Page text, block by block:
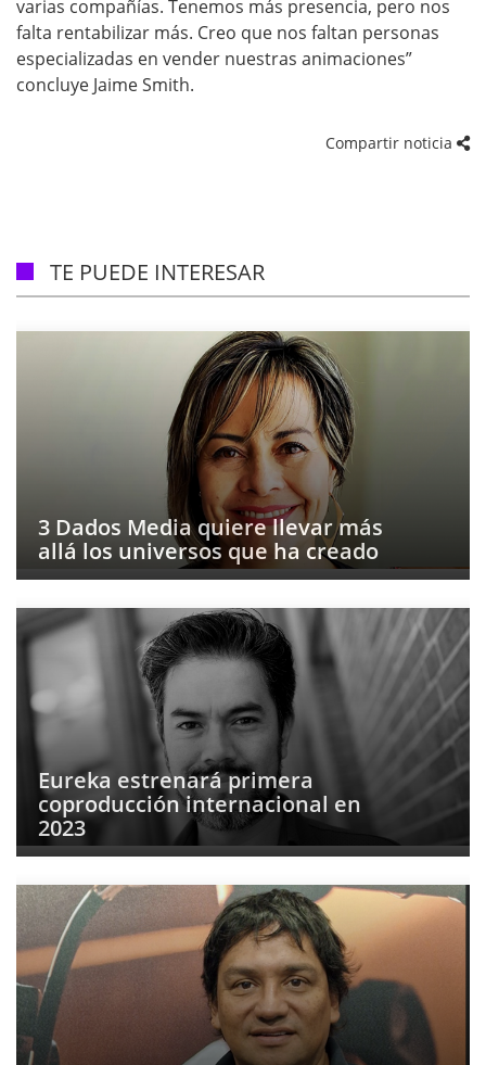
varias compañías. Tenemos más presencia, pero nos
falta rentabilizar más. Creo que nos faltan personas
especializadas en vender nuestras animaciones”
concluye Jaime Smith.
Compartir noticia
TE PUEDE INTERESAR
3 Dados Media quiere llevar más
allá los universos que ha creado
Eureka estrenará primera
coproducción internacional en
2023